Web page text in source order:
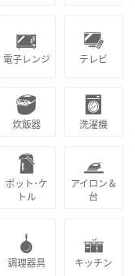
電子レンジ テレビ
炊飯器 洗濯機
ポット･ケ
トル
アイロン＆
台
調理器具 キッチン